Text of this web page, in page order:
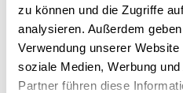
zu können und die Zugriffe
analysieren. Außerdem
Verwendung unserer
soziale Medien, Werbung
Partner führen diese
KONTAKTDATEN